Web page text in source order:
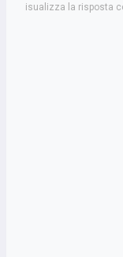
isualizza la risposta